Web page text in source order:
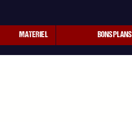
MATERIEL BONS PLANS